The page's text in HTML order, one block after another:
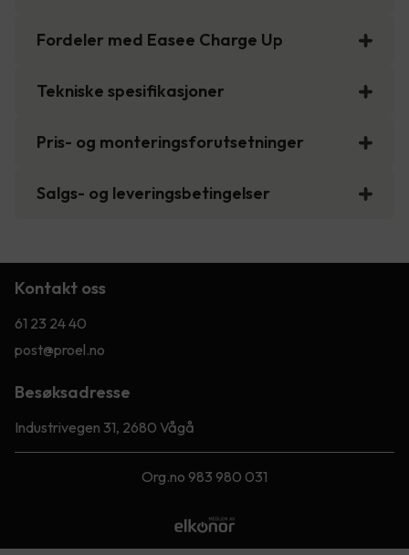
Fordeler med Easee Charge Up
Tekniske spesifikasjoner
Pris- og monteringsforutsetninger
Salgs- og leveringsbetingelser
Kontakt oss
61 23 24 40
post@proel.no
Besøksadresse
Industrivegen 31, 2680 Vågå
Org.no 983 980 031